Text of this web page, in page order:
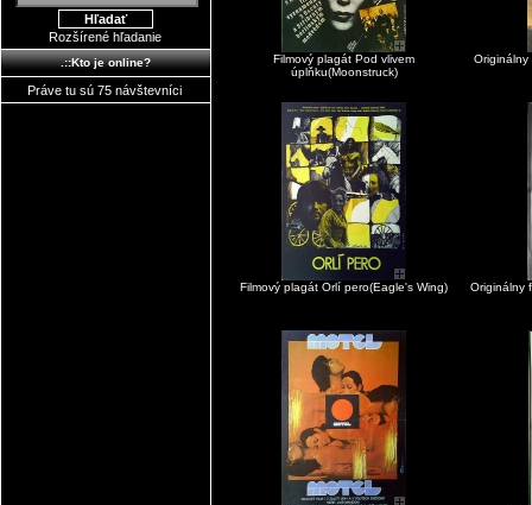
Rozšírené hľadanie
.::Kto je online?
Práve tu sú 75 návštevníci
Filmový plagát Pod vlivem
úplňku(Moonstruck)
Filmový plagát Orlí pero(Eagle's Wing) Originálny